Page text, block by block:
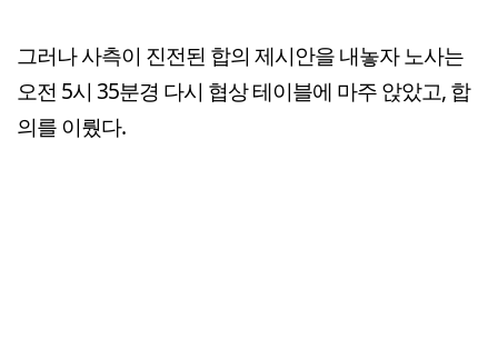
그러나 사측이 진전된 합의 제시안을 내놓자 노사는
오전 5시 35분경 다시 협상 테이블에 마주 앉았고, 합
의를 이뤘다.